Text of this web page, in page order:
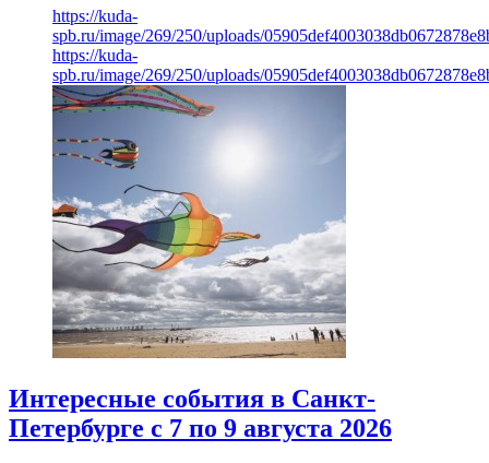
https://kuda-
spb.ru/image/269/250/uploads/
https://kuda-
spb.ru/image/269/250/uploads/
Интересные события в Санкт-
Петербурге с 7 по 9 августа 2026